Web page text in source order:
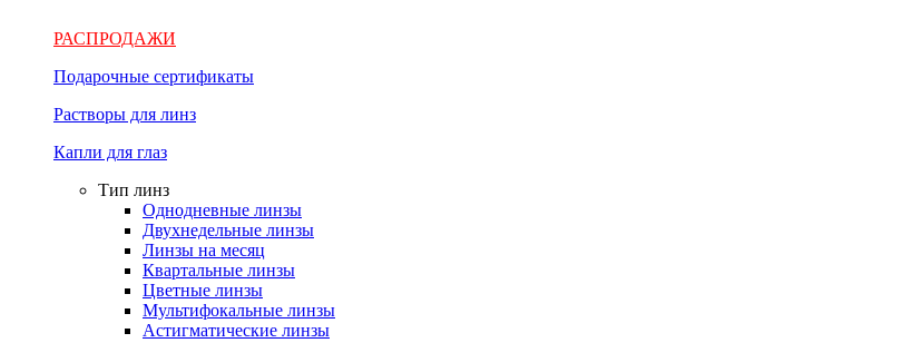
РАСПРОДАЖИ
Подарочные сертификаты
Растворы для линз
Капли для глаз
Тип линз
Однодневные линзы
Двухнедельные линзы
Линзы на месяц
Квартальные линзы
Цветные линзы
Мультифокальные линзы
Астигматические линзы